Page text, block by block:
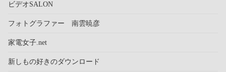
ビデオSALON
フォトグラファー 南雲暁彦
家電女子.net
新しもの好きのダウンロード